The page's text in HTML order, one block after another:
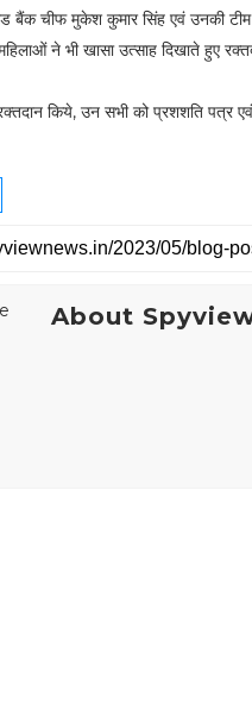
बैंक चीफ मुकेश कुमार सिंह एवं उनकी टीम
ने भी खासा उत्साह दिखाते हुए
किये, उन सभी को प्रशशति पत्र एवं
About